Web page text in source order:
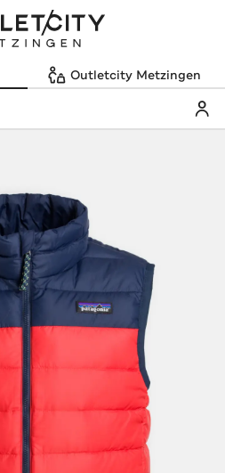
Outletcity Metzingen